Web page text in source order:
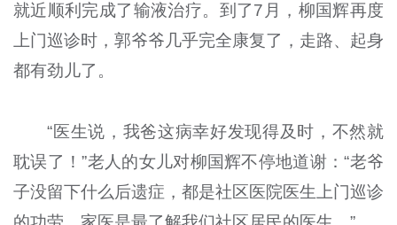
就近顺利完成了输液治疗。到了7月，柳国辉再度
上门巡诊时，郭爷爷几乎完全康复了，走路、起身
都有劲儿了。
“医生说，我爸这病幸好发现得及时，不然就
耽误了！”老人的女儿对柳国辉不停地道谢：“老爷
子没留下什么后遗症，都是社区医院医生上门巡诊